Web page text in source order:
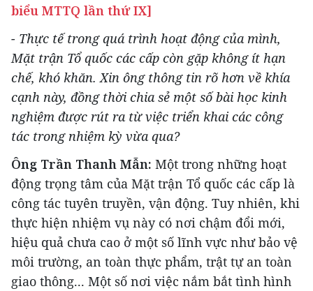
biểu MTTQ lần thứ IX]
- Thực tế trong quá trình hoạt động của mình,
Mặt trận Tổ quốc các cấp còn gặp không ít hạn
chế, khó khăn. Xin ông thông tin rõ hơn về khía
cạnh này, đồng thời chia sẻ một số bài học kinh
nghiệm được rút ra từ việc triển khai các công
tác trong nhiệm kỳ vừa qua?
Ông Trần Thanh Mẫn: Một trong những hoạt
động trọng tâm của Mặt trận Tổ quốc các cấp là
công tác tuyên truyền, vận động. Tuy nhiên, khi
thực hiện nhiệm vụ này có nơi chậm đổi mới,
hiệu quả chưa cao ở một số lĩnh vực như bảo vệ
môi trường, an toàn thực phẩm, trật tự an toàn
giao thông... Một số nơi việc nắm bắt tình hình